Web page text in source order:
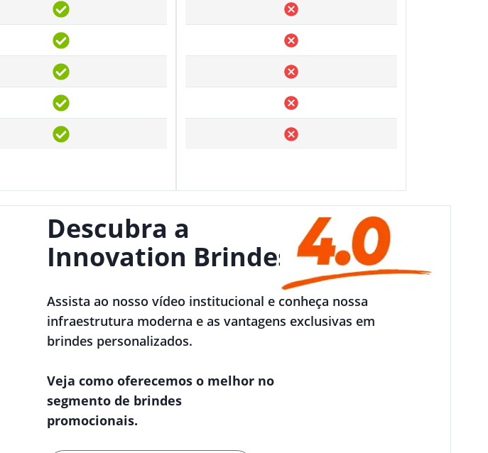
Descubra a
Innovation Brindes
Assista ao nosso vídeo institucional e conheça nossa
infraestrutura moderna e as vantagens exclusivas em
brindes personalizados.
Veja como oferecemos o melhor no
segmento de brindes
promocionais.